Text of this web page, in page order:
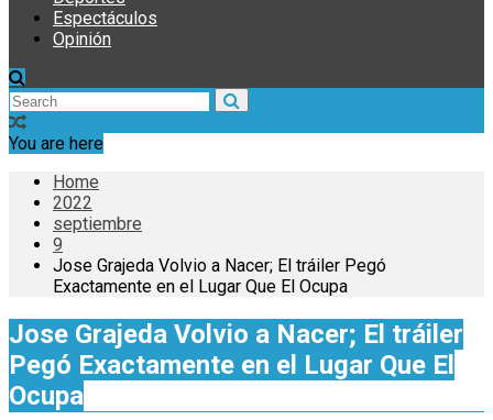
Espectáculos
Opinión
You are here
Home
2022
septiembre
9
Jose Grajeda Volvio a Nacer; El tráiler Pegó
Exactamente en el Lugar Que El Ocupa
Jose Grajeda Volvio a Nacer; El tráiler
Pegó Exactamente en el Lugar Que El
Ocupa